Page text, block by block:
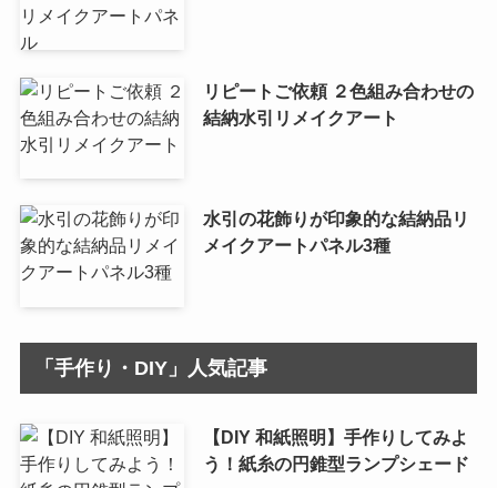
リピートご依頼 ２色組み合わせの
結納水引リメイクアート
水引の花飾りが印象的な結納品リ
メイクアートパネル3種
「手作り・DIY」人気記事
【DIY 和紙照明】手作りしてみよ
う！紙糸の円錐型ランプシェード